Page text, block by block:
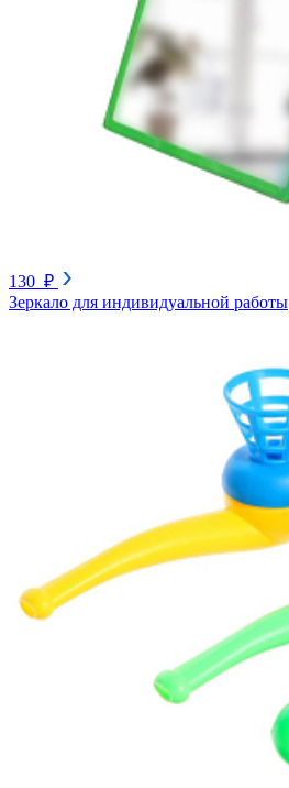
130 ₽
Зеркало для индивидуальной работы